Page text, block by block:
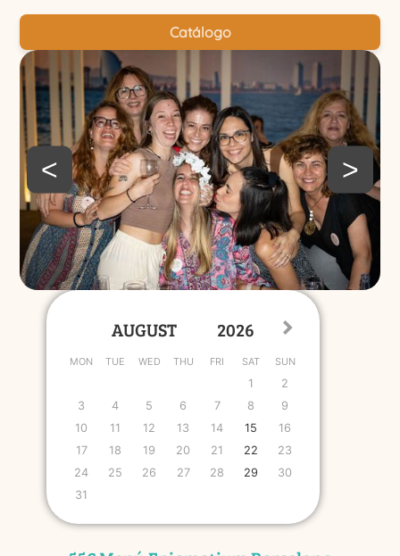
Catálogo
< >
MON TUE WED THU FRI SAT SUN
1
2
3
4 5 6 7 8
9
10
11 12 13 14 15
16
17
18 19 20 21 22
23
24
25 26 27 28 29
30
31